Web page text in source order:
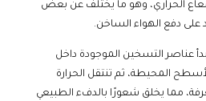
الحراري، وهو ما يختلف عن بعض
على دفع الهواء الساخن.
عناصر التسخين الموجودة داخل
المحيطة، ثم تنتقل الحرارة
مما يخلق شعورًا بالدفء الطبيعي